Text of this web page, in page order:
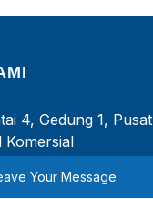
4, Gedung 1, Pusat
Komersial
Xiamen, Fujian,
Your Message